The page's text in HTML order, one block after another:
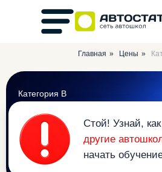
другие автошколы
Главная » Цены »
Категория B
Скидкадо
Попробуй бесплатный тест-драйв
Записаться